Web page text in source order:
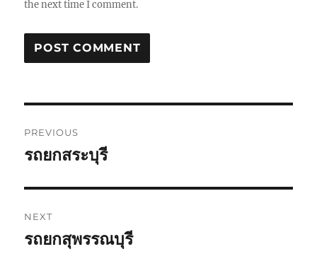
the next time I comment.
navigation
PREVIOUS
Previous
รถยกสระบุรี
NEXT
Next
รถยกสุพรรณบุรี